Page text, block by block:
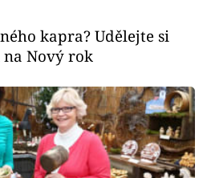
kapra? Udělejte si
Nový rok